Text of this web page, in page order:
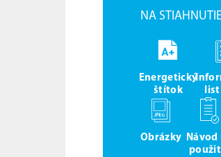
NA
Energetický
štítok
Obrázky Návod